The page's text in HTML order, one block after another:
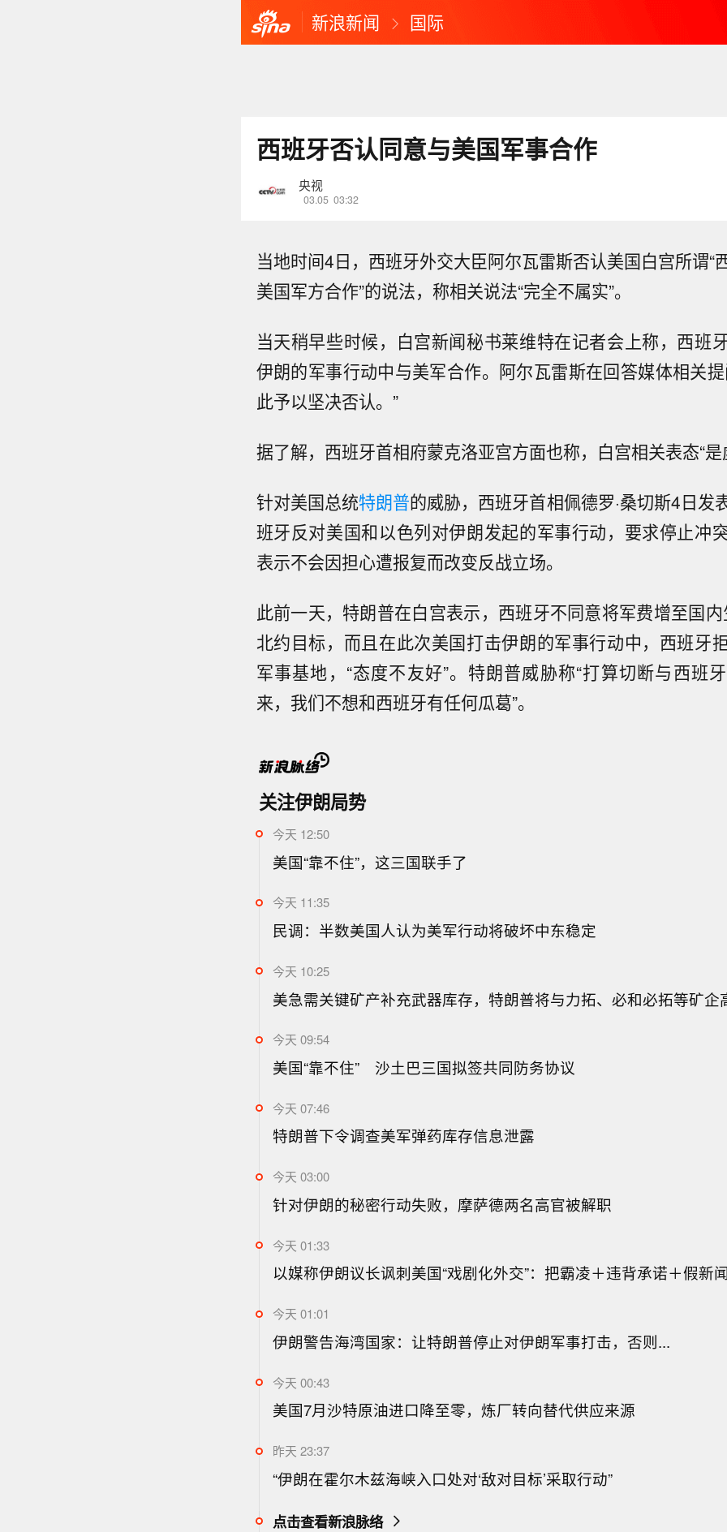
新浪新闻 国际
西班牙否认同意与美国军事合作
央视
03.05 03:32
当地时间4日，西班牙外交大臣阿尔瓦雷斯否认美国白宫所谓“
美国军方合作”的说法，称相关说法“完全不属实”。
当天稍早些时候，白宫新闻秘书莱维特在记者会上称，西班
伊朗的军事行动中与美军合作。阿尔瓦雷斯在回答媒体相关
此予以坚决否认。”
据了解，西班牙首相府蒙克洛亚宫方面也称，白宫相关表态“是
针对美国总统特朗普的威胁，西班牙首相佩德罗·桑切斯4日发
班牙反对美国和以色列对伊朗发起的军事行动，要求停止冲
表示不会因担心遭报复而改变反战立场。
此前一天，特朗普在白宫表示，西班牙不同意将军费增至国
北约目标，而且在此次美国打击伊朗的军事行动中，西班牙
军事基地，“态度不友好”。特朗普威胁称“打算切断与西班
来，我们不想和西班牙有任何瓜葛”。
关注伊朗局势
今天 12:50
美国“靠不住”，这三国联手了
今天 11:35
民调：半数美国人认为美军行动将破坏中东稳定
今天 10:25
美急需关键矿产补充武器库存，特朗普将与力拓、必和必拓等矿企
今天 09:54
美国“靠不住” 沙土巴三国拟签共同防务协议
今天 07:46
特朗普下令调查美军弹药库存信息泄露
今天 03:00
针对伊朗的秘密行动失败，摩萨德两名高官被解职
今天 01:33
以媒称伊朗议长讽刺美国“戏剧化外交”：把霸凌＋违背承诺＋假新
今天 01:01
伊朗警告海湾国家：让特朗普停止对伊朗军事打击，否则...
今天 00:43
美国7月沙特原油进口降至零，炼厂转向替代供应来源
昨天 23:37
“伊朗在霍尔木兹海峡入口处对‘敌对目标’采取行动”
点击查看新浪脉络